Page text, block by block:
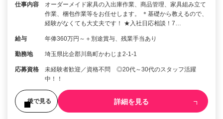
仕事内容
オーダーメイド家具の入出庫作業、商品管理、家具組み立て
作業、梱包作業等をお任せします。 ＊基礎から教えるので、
経験がなくても大丈夫です！ ★入社日応相談！7…
給与 年俸360万円～＋別途賞与、残業手当あり
勤務地 埼玉県比企郡川島町かわじま2-1-1
応募資格
未経験者歓迎／資格不問 ◎20代～30代のスタッフ活躍
中！！
後で見る 詳細を見る